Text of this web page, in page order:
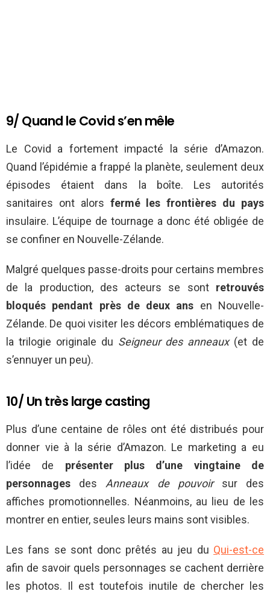
9/ Quand le Covid s’en mêle
Le Covid a fortement impacté la série d’Amazon.
Quand l’épidémie a frappé la planète, seulement deux
épisodes étaient dans la boîte. Les autorités
sanitaires ont alors fermé les frontières du pays
insulaire. L’équipe de tournage a donc été obligée de
se confiner en Nouvelle-Zélande.
Malgré quelques passe-droits pour certains membres
de la production, des acteurs se sont retrouvés
bloqués pendant près de deux ans en Nouvelle-
Zélande. De quoi visiter les décors emblématiques de
la trilogie originale du Seigneur des anneaux(et de
s’ennuyer un peu).
10/ Un très large casting
Plus d’une centaine de rôles ont été distribués pour
donner vie à la série d’Amazon. Le marketing a eu
l’idée de présenter plus d’une vingtaine de
personnages des Anneaux de pouvoirsur des
affiches promotionnelles. Néanmoins, au lieu de les
montrer en entier, seules leurs mains sont visibles.
Les fans se sont donc prêtés au jeu du Qui-est-ce
afin de savoir quels personnages se cachent derrière
les photos. Il est toutefois inutile de chercher les